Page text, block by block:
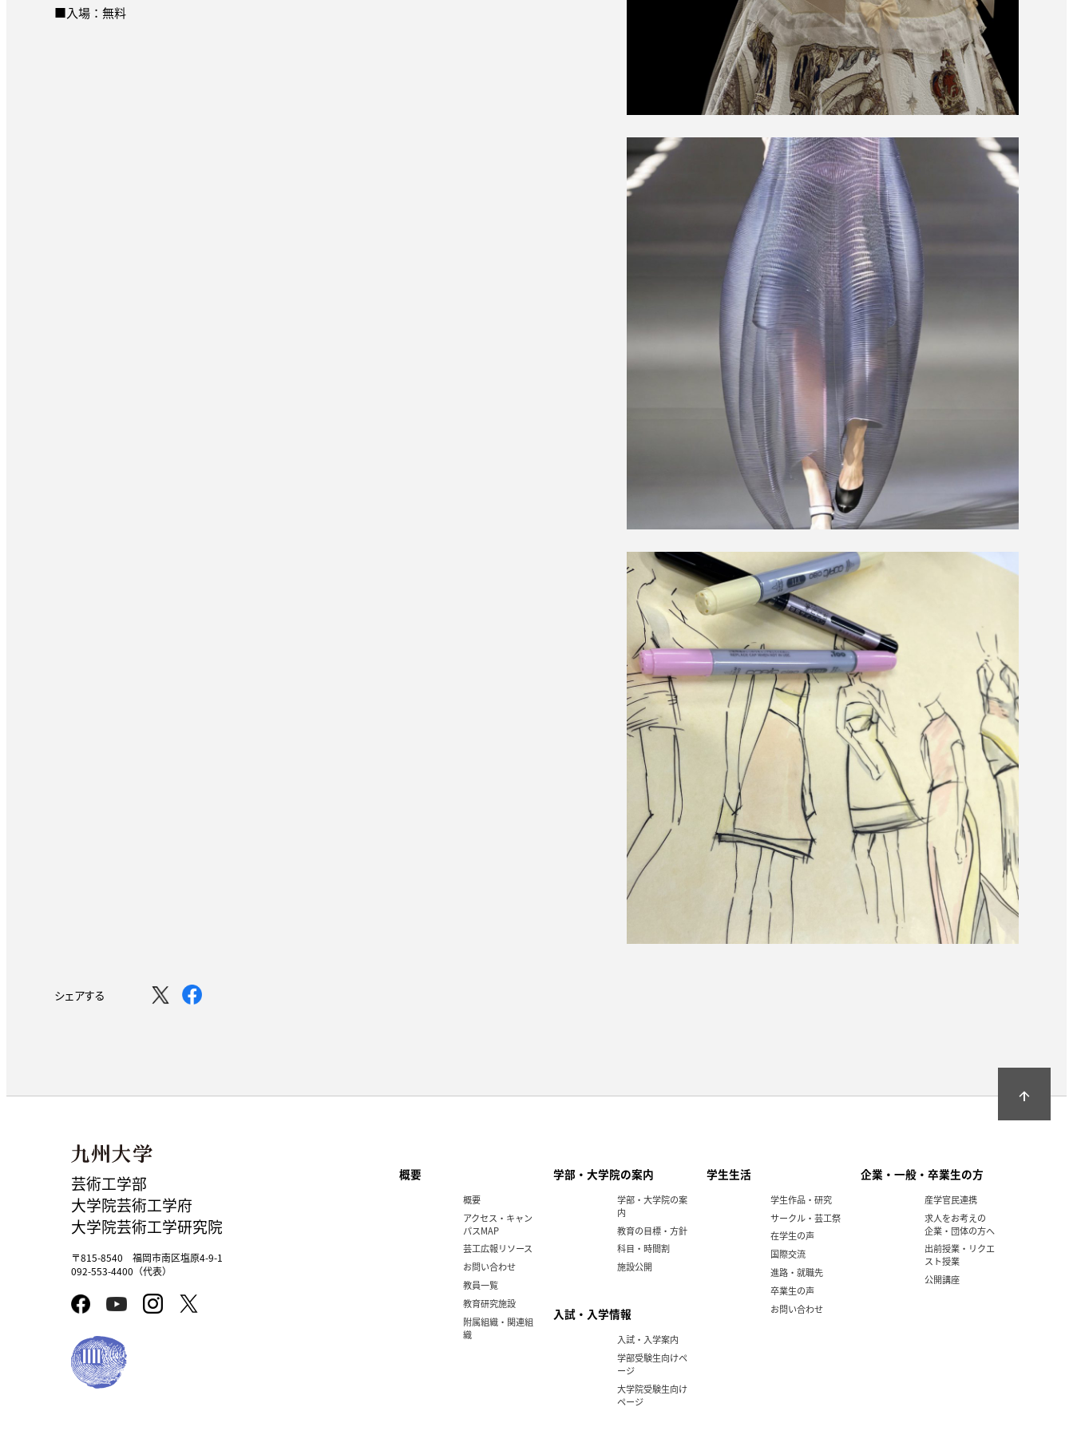
■入場：無料
シェアする
arrow_upward
芸術工学部
大学院芸術工学府
大学院芸術工学研究院
〒815-8540 福岡市南区塩原4-9-1
092-553-4400（代表）
概要
概要
アクセス・キャン
パスMAP
芸工広報リソース
お問い合わせ
教員一覧
教育研究施設
附属組織・関連組
織
学部・大学院の案内
学部・大学院の案
内
教育の目標・方針
科目・時間割
施設公開
入試・入学情報
入試・入学案内
学部受験生向けペ
ージ
大学院受験生向け
ページ
学生生活
学生作品・研究
サークル・芸工祭
在学生の声
国際交流
進路・就職先
卒業生の声
お問い合わせ
企業・一般・卒業生の方
産学官民連携
求人をお考えの
企業・団体の方へ
出前授業・リクエ
スト授業
公開講座